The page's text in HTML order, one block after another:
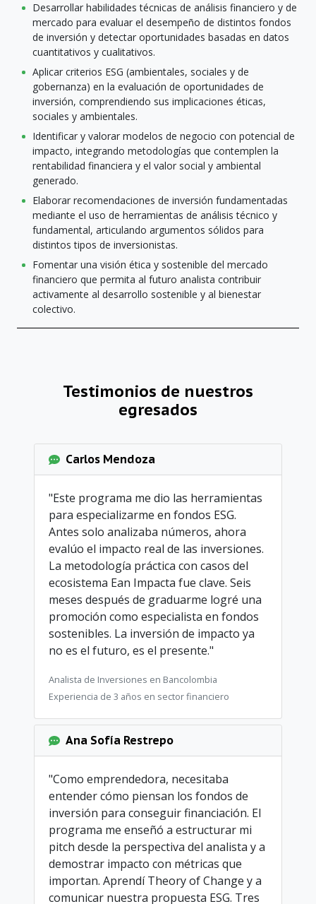
Desarrollar habilidades técnicas de análisis financiero y de
mercado para evaluar el desempeño de distintos fondos
de inversión y detectar oportunidades basadas en datos
cuantitativos y cualitativos.
Aplicar criterios ESG (ambientales, sociales y de
gobernanza) en la evaluación de oportunidades de
inversión, comprendiendo sus implicaciones éticas,
sociales y ambientales.
Identificar y valorar modelos de negocio con potencial de
impacto, integrando metodologías que contemplen la
rentabilidad financiera y el valor social y ambiental
generado.
Elaborar recomendaciones de inversión fundamentadas
mediante el uso de herramientas de análisis técnico y
fundamental, articulando argumentos sólidos para
distintos tipos de inversionistas.
Fomentar una visión ética y sostenible del mercado
financiero que permita al futuro analista contribuir
activamente al desarrollo sostenible y al bienestar
colectivo.
Testimonios de nuestros
egresados
Carlos Mendoza
"Este programa me dio las herramientas
para especializarme en fondos ESG.
Antes solo analizaba números, ahora
evalúo el impacto real de las inversiones.
La metodología práctica con casos del
ecosistema Ean Impacta fue clave. Seis
meses después de graduarme logré una
promoción como especialista en fondos
sostenibles. La inversión de impacto ya
no es el futuro, es el presente."
Analista de Inversiones en Bancolombia
Experiencia de 3 años en sector financiero
Ana Sofía Restrepo
"Como emprendedora, necesitaba
entender cómo piensan los fondos de
inversión para conseguir financiación. El
programa me enseñó a estructurar mi
pitch desde la perspectiva del analista y a
demostrar impacto con métricas que
importan. Aprendí Theory of Change y a
comunicar nuestra propuesta ESG. Tres